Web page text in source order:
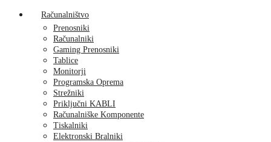
Računalništvo
Prenosniki
Računalniki
Gaming Prenosniki
Tablice
Monitorji
Programska Oprema
Strežniki
Priključni KABLI
Računalniške Komponente
Tiskalniki
Elektronski Bralniki